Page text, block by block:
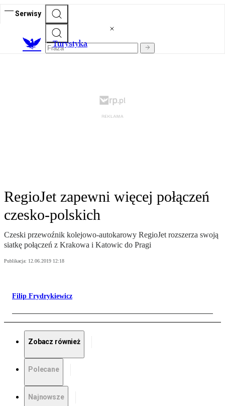
Serwisy
Turystyka
RegioJet zapewni więcej połączeń
czesko-polskich
Czeski przewoźnik kolejowo-autokarowy RegioJet rozszerza swoją
siatkę połączeń z Krakowa i Katowic do Pragi
Publikacja: 12.06.2019 12:18
Filip Frydrykiewicz
Zobacz również
Polecane
Najnowsze